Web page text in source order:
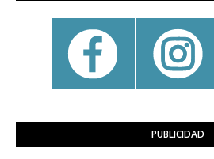
PUBLICIDAD